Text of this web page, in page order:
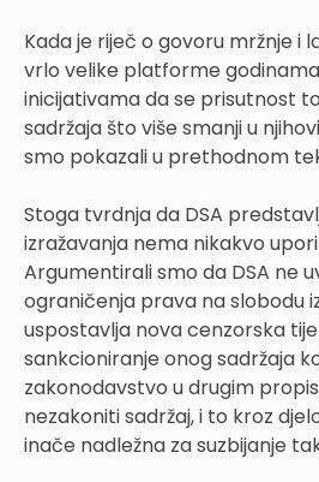
Kada je riječ o govoru mržnje i
vrlo velike platforme
inicijativama da se prisutnost
sadržaja što više smanji u
smo pokazali u prethodnom
Stoga tvrdnja da DSA
izražavanja nema nikakvo
Argumentirali smo da DSA ne
ograničenja prava na slobodu
uspostavlja nova cenzorska
sankcioniranje onog sadržaja
zakonodavstvo u drugim
nezakoniti sadržaj, i to kroz
inače nadležna za suzbijanje